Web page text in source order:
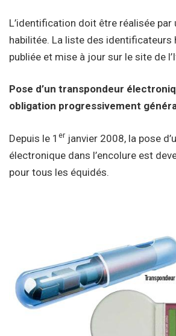
L’identification doit être réalisée par
habilitée. La liste des identificateurs
publiée et mise à jour sur le site de
Pose d’un transpondeur
obligation progressivement
Depuis le 1 er janvier 2008, la pose
électronique dans l’encolure est
pour tous les équidés.